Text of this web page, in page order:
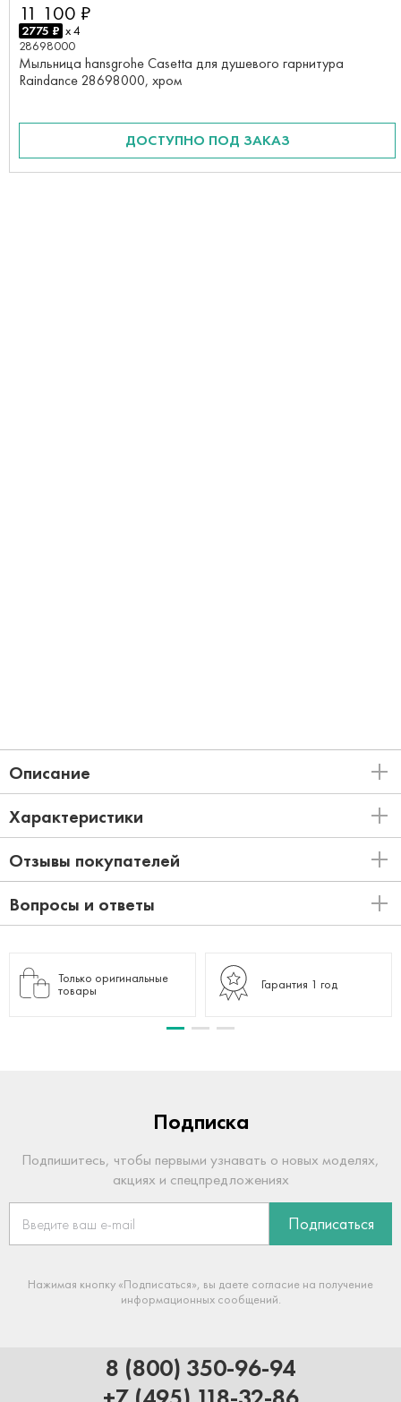
11 100 ₽
2775 ₽ x 4
28698000
Мыльница hansgrohe Casetta для душевого гарнитура
Raindance 28698000, хром
ДОСТУПНО ПОД ЗАКАЗ
Описание
Характеристики
Отзывы покупателей
Вопросы и ответы
Только оригинальные
товары
Гарантия 1 год
Подписка
Подпишитесь, чтобы первыми узнавать о новых моделях,
акциях и спецпредложениях
Подписаться
Нажимая кнопку «Подписаться», вы даете согласие на получение
информационных сообщений.
8 (800) 350-96-94